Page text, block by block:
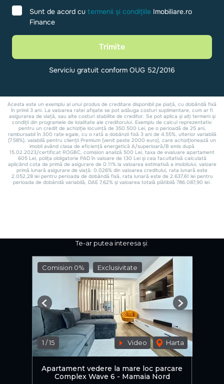
Te-ar putea interesa și:
Comision 0% Exclusivitate
1 /15 Video Harta
Previous Next
Apartament vedere la mare loc parcare
Complex Wave 6 - Mamaia Nord